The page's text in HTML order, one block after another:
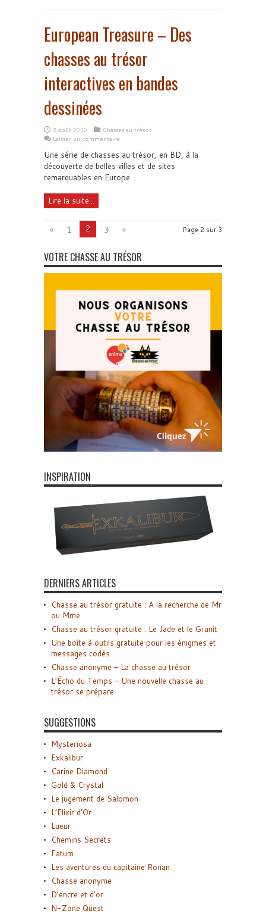
European Treasure – Des
chasses au trésor
interactives en bandes
dessinées
8 août 2010
Chasses au trésor
Laisser un commentaire
Une série de chasses au trésor, en BD, à la
découverte de belles villes et de sites
remarquables en Europe.
Lire la suite...
Page 2 sur 3
« 1 2 3 »
VOTRE CHASSE AU TRÉSOR
INSPIRATION
DERNIERS ARTICLES
Chasse au trésor gratuite : A la recherche de Mr
ou Mme
Chasse au trésor gratuite : Le Jade et le Granit
Une boîte à outils gratuite pour les énigmes et
messages codés
Chasse anonyme – La chasse au trésor
L’Écho du Temps – Une nouvelle chasse au
trésor se prépare
SUGGESTIONS
Mysteriosa
Exkalibur
Carine Diamond
Gold & Crystal
Le jugement de Salomon
L’Elixir d’Or
Lueur
Chemins Secrets
Fatum
Les aventures du capitaine Ronan
Chasse anonyme
D’encre et d’or
N-Zone Quest